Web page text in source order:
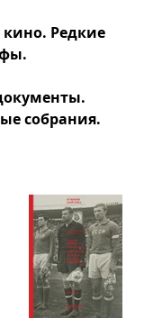
Редкие
собрания.